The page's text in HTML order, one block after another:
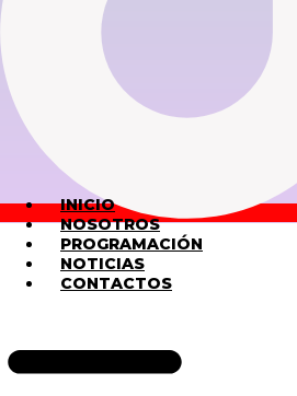
INICIO
NOSOTROS
PROGRAMACIÓN
NOTICIAS
CONTACTOS